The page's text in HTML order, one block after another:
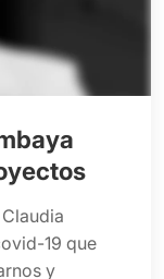
19 que
y